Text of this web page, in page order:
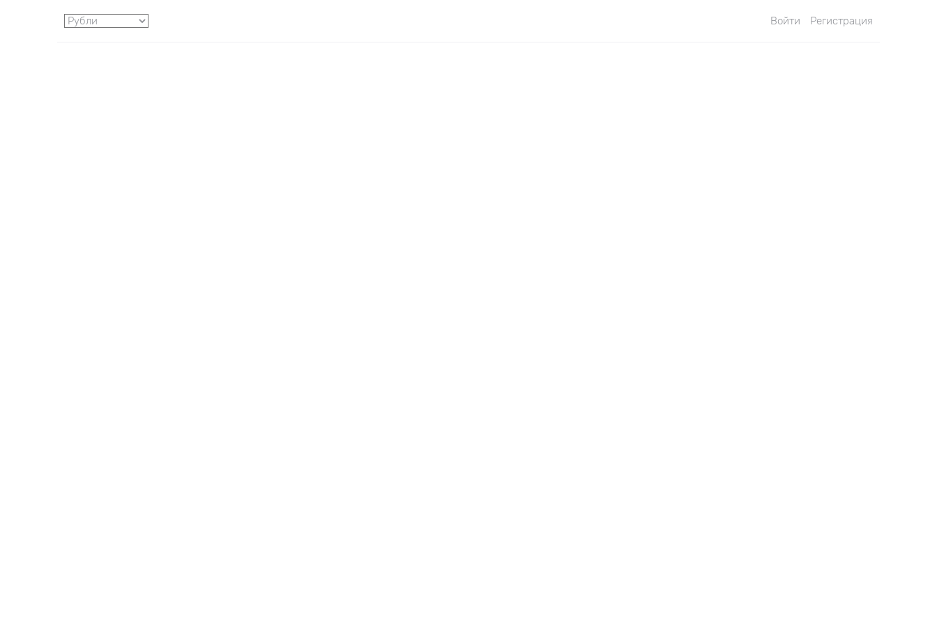
Войти Регистрация